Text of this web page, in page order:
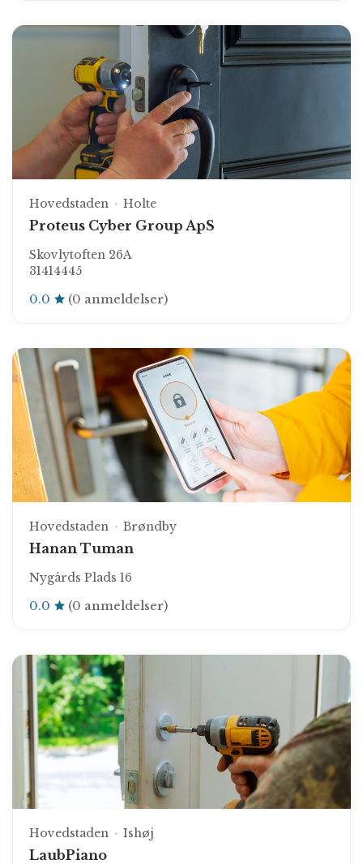
Hovedstaden Holte
Proteus Cyber Group ApS
Skovlytoften 26A
31414445
0.0 (0 anmeldelser)
Hovedstaden Brøndby
Hanan Tuman
Nygårds Plads 16
0.0 (0 anmeldelser)
Hovedstaden Ishøj
LaubPiano